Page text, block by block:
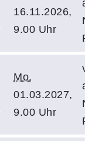
16.11.2026,
9.00 Uhr
Mo.
01.03.2027,
9.00 Uhr